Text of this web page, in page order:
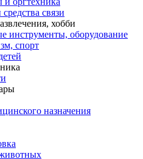
связи
хобби
инструменты, оборудование
спорт
назначения